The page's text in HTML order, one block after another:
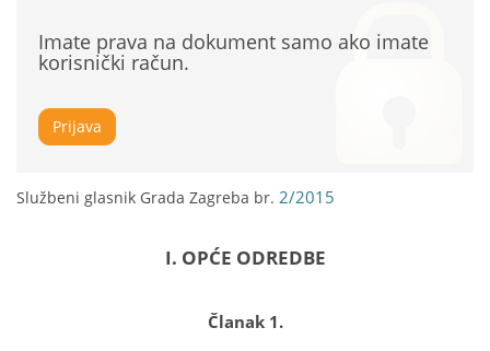
Imate prava na dokument samo ako imate
korisnički račun.
Prijava
Službeni glasnik Grada Zagreba br. 2/2015
I. OPĆE ODREDBE
Članak 1.